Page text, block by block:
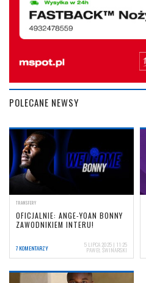
POLECANE NEWSY
TRANSFERY
OFICJALNIE: ANGE-YOAN BONNY
ZAWODNIKIEM INTERU!
7 KOMENTARZY 5 LIPCA 2025 | 11:25
PAWEŁ ŚWINARSKI